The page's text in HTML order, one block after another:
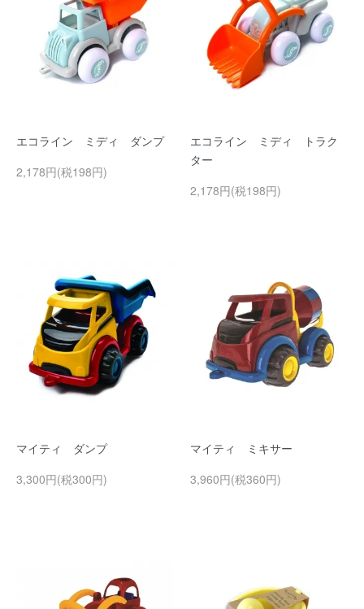
エコライン ミディ ダンプ
2,178円(税198円)
エコライン ミディ トラク
ター
2,178円(税198円)
マイティ ダンプ
3,300円(税300円)
マイティ ミキサー
3,960円(税360円)